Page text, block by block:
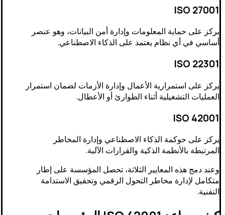
ISO 27001
يركز على حماية المعلومات وإدارة أمن البيانات، وهو عنصر
أساسي في أي نظام يعتمد على الذكاء الاصطناعي.
ISO 22301
يركز على استمرارية الأعمال وإدارة الأزمات لضمان استمرار
العمليات التشغيلية أثناء الطوارئ أو الأعطال.
ISO 42001
يركز على حوكمة الذكاء الاصطناعي وإدارة المخاطر
المرتبطة بالأنظمة الذكية والقرارات الآلية.
وعند دمج هذه المعايير الثلاثة، تحصل المؤسسة على إطار
متكامل لإدارة مخاطر التحول الرقمي وتحقيق الاستدامة
التقنية.